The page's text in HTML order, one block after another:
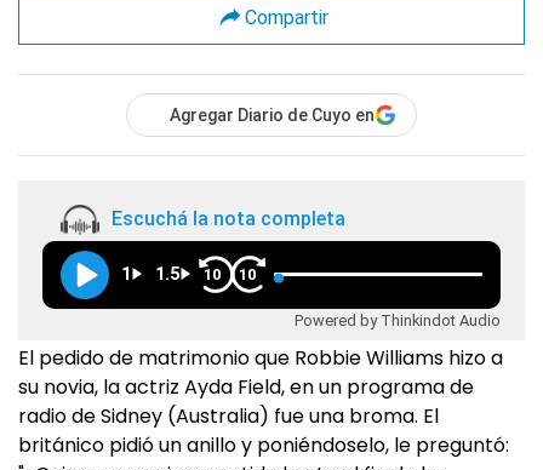
Compartir
Agregar Diario de Cuyo en
Escuchá la nota completa
1 1.5 10 10
Powered by Thinkindot Audio
El pedido de matrimonio que Robbie Williams hizo a
su novia, la actriz Ayda Field, en un programa de
radio de Sidney (Australia) fue una broma. El
británico pidió un anillo y poniéndoselo, le preguntó: